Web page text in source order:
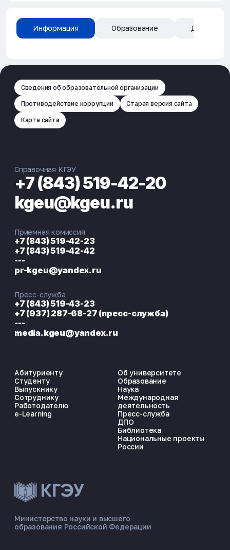
ЭНЕРГОКОД — ПОМОЩНИК КГЭУ
📋 Приёмная комиссия
Информация Образование
Сведения об образовательной организации
Противодействие коррупции Старая версия сайта
Карта сайта
Министерство науки и высшего
образования Российской Федерации
Абитуриенту
Студенту
Выпускнику
Сотруднику
Работодателю
e-Learning
Об университете
Образование
Наука
Международная
деятельность
Пресс-служба
ДПО
Библиотека
Национальные проекты
России
Справочная КГЭУ
+7 (843) 519-42-20
kgeu@kgeu.ru
Приемная комиссия
+7 (843) 519-42-23
+7 (843) 519-42-42
---
pr-kgeu@yandex.ru
Пресс-служба
+7 (843) 519-43-23
+7 (937) 287-68-27 (пресс-служба)
---
media.kgeu@yandex.ru